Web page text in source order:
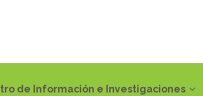
de Información e Investigaciones